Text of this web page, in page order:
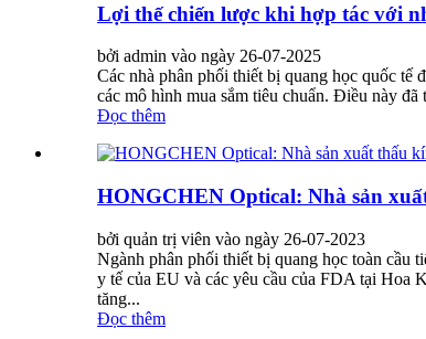
Lợi thế chiến lược khi hợp tác với
bởi admin vào ngày 26-07-2025
Các nhà phân phối thiết bị quang học quốc
các mô hình mua sắm tiêu chuẩn. Điều này
Đọc thêm
HONGCHEN Optical: Nhà sản
bởi quản trị viên vào ngày 26-07-2023
Ngành phân phối thiết bị quang học toàn cầu
y tế của EU và các yêu cầu của FDA tại Hoa
tăng...
Đọc thêm